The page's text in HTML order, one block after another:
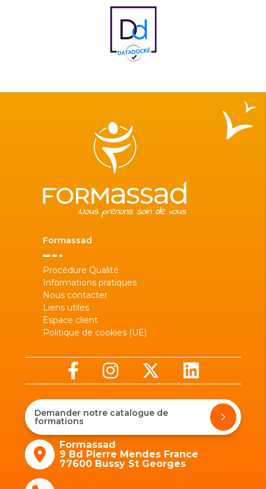
Formassad
Procédure Qualité
Informations pratiques
Nous contacter
Liens utiles
Espace client
Politique de cookies (UE)
Demander notre catalogue de
formations
Formassad
9 Bd Pierre Mendes France
77600 Bussy St Georges